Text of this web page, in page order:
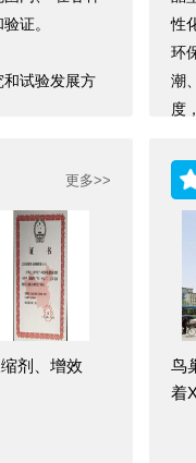
证。
和试验发展方
性
环
潮
度
更多>>
剂、增效
鸟
着